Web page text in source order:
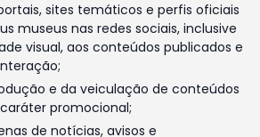
sites temáticos e perfis oficiais
museus nas redes sociais, inclusive
visual, aos conteúdos publicados e
e da veiculação de conteúdos
promocional;
de notícias, avisos e